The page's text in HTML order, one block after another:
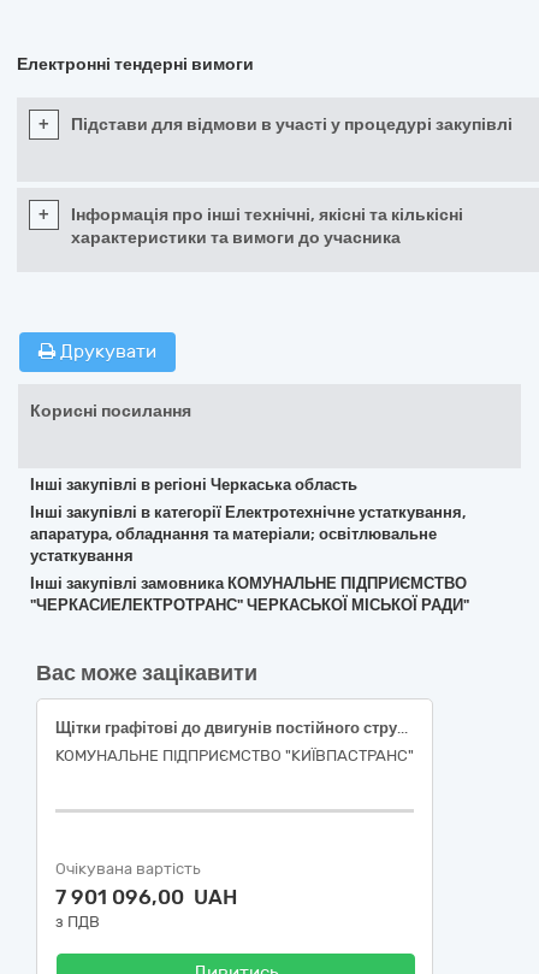
Електронні тендерні вимоги
+ Підстави для відмови в участі у процедурі закупівлі
+
Інформація про інші технічні, якісні та кількісні
характеристики та вимоги до учасника
Друкувати
Корисні посилання
Інші закупівлі в регіоні Черкаська область
Інші закупівлі в категорії Електротехнічне устаткування,
апаратура, обладнання та матеріали; освітлювальне
устаткування
Інші закупівлі замовника КОМУНАЛЬНЕ ПІДПРИЄМСТВО
"ЧЕРКАСИЕЛЕКТРОТРАНС" ЧЕРКАСЬКОЇ МІСЬКОЇ РАДИ"
Вас може зацікавити
Щітки графітові до двигунів постійного струму, код 31160000-5 за ДК 021:2015 «Частини електродвигунів, генераторів і трансформаторів»
КОМУНАЛЬНЕ ПІДПРИЄМСТВО "КИЇВПАСТРАНС"
Очікувана вартість
7 901 096,00 UAH
з ПДВ